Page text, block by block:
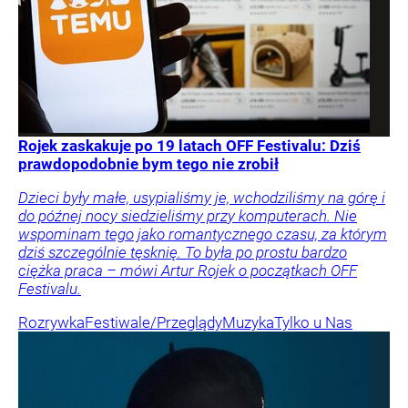
Rojek zaskakuje po 19 latach OFF Festivalu: Dziś
prawdopodobnie bym tego nie zrobił
Dzieci były małe, usypialiśmy je, wchodziliśmy na górę i
do późnej nocy siedzieliśmy przy komputerach. Nie
wspominam tego jako romantycznego czasu, za którym
dziś szczególnie tęsknię. To była po prostu bardzo
ciężka praca – mówi Artur Rojek o początkach OFF
Festivalu.
RozrywkaFestiwale/PrzeglądyMuzykaTylko u Nas